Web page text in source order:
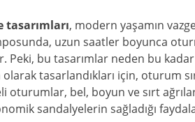
tasarımları, modern yaşamın
uzun saatler boyunca
Peki, bu tasarımlar neden bu
tasarlandıkları için, oturum
oturumlar, bel, boyun ve sırt
sandalyelerin sağladığı